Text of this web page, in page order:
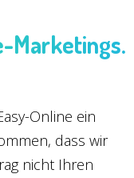
Marketings.
Online ein
dass wir
nicht Ihren